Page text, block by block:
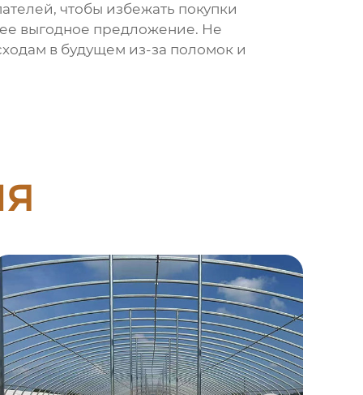
чтобы избежать покупки
выгодное предложение. Не
в будущем из-за поломок и